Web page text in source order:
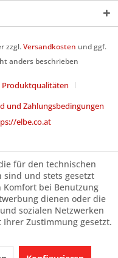
zzgl.Versandkosten und ggf.
anders beschrieben
Produktqualitäten
und Zahlungsbedingungen
elbe.co.at
für den technischen
und stets gesetzt
Komfort bei Benutzung
dienen oder die
sozialen Netzwerken
Zustimmung gesetzt.